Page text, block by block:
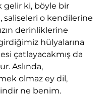
gelir ki, böyle bir
saliseleri o kendilerine
derinliklerine
hülyalarına
çatlayacakmış da
Aslında,
olmaz ey dil,
ne benim.